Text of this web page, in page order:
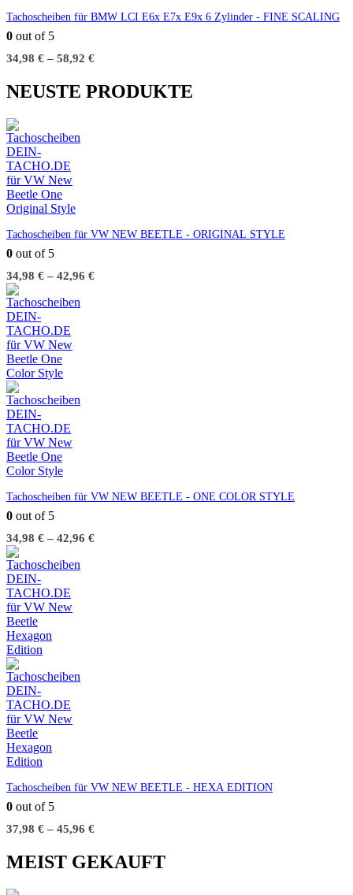
Tachoscheiben für BMW LCI E6x E7x E9x 6 Zylinder - FINE SCALING
0 out of 5
34,98 € – 58,92 €
NEUSTE PRODUKTE
Tachoscheiben für VW NEW BEETLE - ORIGINAL STYLE
0 out of 5
34,98 € – 42,96 €
Tachoscheiben für VW NEW BEETLE - ONE COLOR STYLE
0 out of 5
34,98 € – 42,96 €
Tachoscheiben für VW NEW BEETLE - HEXA EDITION
0 out of 5
37,98 € – 45,96 €
MEIST GEKAUFT